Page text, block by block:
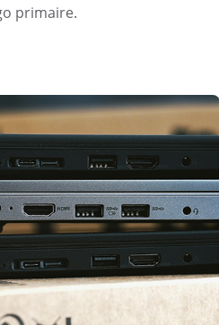
primaire.